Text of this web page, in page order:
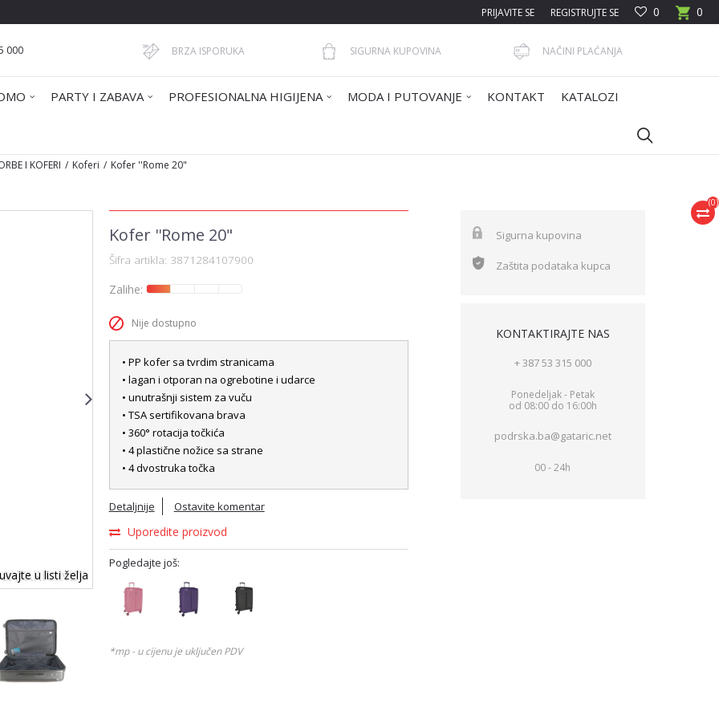
0
0
PRIJAVITE SE REGISTRUJTE SE
000 BRZA ISPORUKA SIGURNA KUPOVINA NAČINI PLAĆANJA
PARTY I ZABAVA PROFESIONALNA HIGIJENA MODA I PUTOVANJE KONTAKT KATALOZI
(0)
I KOFERI Koferi Kofer ''Rome 20"
u listi želja
Kofer ''Rome 20"
Šifra artikla: 3871284107900
Zalihe:
Nije dostupno
• PP kofer sa tvrdim stranicama
• lagan i otporan na ogrebotine i udarce
• unutrašnji sistem za vuču
• TSA sertifikovana brava
• 360° rotacija točkića
• 4 plastične nožice sa strane
• 4 dvostruka točka
Detaljnije Ostavite komentar
Uporedite proizvod
Pogledajte još:
*mp - u cijenu je uključen PDV
Sigurna kupovina
Zaštita podataka kupca
KONTAKTIRAJTE NAS
+ 387 53 315 000
Ponedeljak - Petak
od 08:00 do 16:00h
podrska.ba@gataric.net
00 - 24h